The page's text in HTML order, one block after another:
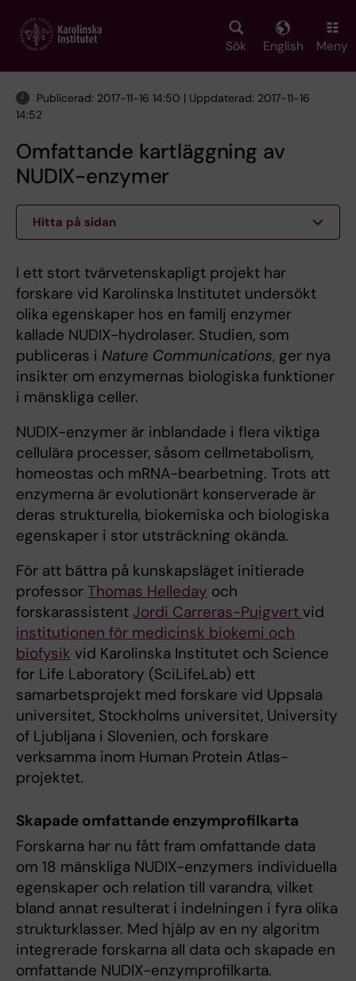
main
Sök English Meny
Publicerad: 2017-11-16 14:50 | Uppdaterad: 2017-11-16
14:52
Omfattande kartläggning av
NUDIX-enzymer
Hitta på sidan
I ett stort tvärvetenskapligt projekt har
forskare vid Karolinska Institutet undersökt
olika egenskaper hos en familj enzymer
kallade NUDIX-hydrolaser. Studien, som
publiceras i Nature Communications, ger nya
insikter om enzymernas biologiska funktioner
i mänskliga celler.
NUDIX-enzymer är inblandade i flera viktiga
cellulära processer, såsom cellmetabolism,
homeostas och mRNA-bearbetning. Trots att
enzymerna är evolutionärt konserverade är
deras strukturella, biokemiska och biologiska
egenskaper i stor utsträckning okända.
För att bättra på kunskapsläget initierade
professor Thomas Helleday och
forskarassistent Jordi Carreras-Puigvert vid
institutionen för medicinsk biokemi och
biofysik vid Karolinska Institutet och Science
for Life Laboratory (SciLifeLab) ett
samarbetsprojekt med forskare vid Uppsala
universitet, Stockholms universitet, University
of Ljubljana i Slovenien, och forskare
verksamma inom Human Protein Atlas-
projektet.
Skapade omfattande enzymprofilkarta
Forskarna har nu fått fram omfattande data
om 18 mänskliga NUDIX-enzymers individuella
egenskaper och relation till varandra, vilket
bland annat resulterat i indelningen i fyra olika
strukturklasser. Med hjälp av en ny algoritm
integrerade forskarna all data och skapade en
omfattande NUDIX-enzymprofilkarta.